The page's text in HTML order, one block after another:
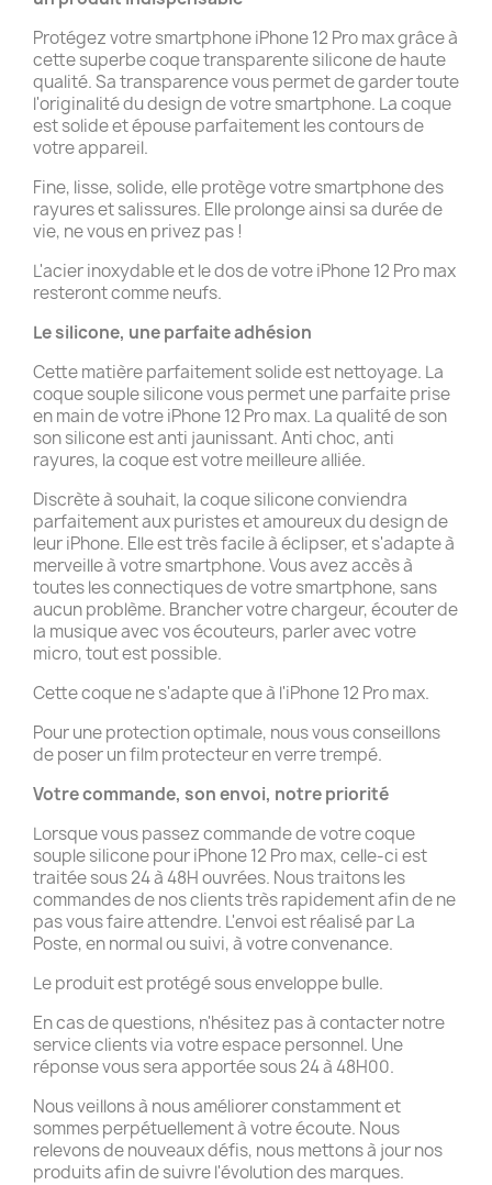
Protégez votre smartphone iPhone 12 Pro max grâce à
cette superbe coque transparente silicone de haute
qualité. Sa transparence vous permet de garder toute
l'originalité du design de votre smartphone. La coque
est solide et épouse parfaitement les contours de
votre appareil.
Fine, lisse, solide, elle protège votre smartphone des
rayures et salissures. Elle prolonge ainsi sa durée de
vie, ne vous en privez pas !
L'acier inoxydable et le dos de votre iPhone 12 Pro max
resteront comme neufs.
Le silicone, une parfaite adhésion
Cette matière parfaitement solide est nettoyage. La
coque souple silicone vous permet une parfaite prise
en main de votre iPhone 12 Pro max. La qualité de son
son silicone est anti jaunissant. Anti choc, anti
rayures, la coque est votre meilleure alliée.
Discrète à souhait, la coque silicone conviendra
parfaitement aux puristes et amoureux du design de
leur iPhone. Elle est très facile à éclipser, et s'adapte à
merveille à votre smartphone. Vous avez accès à
toutes les connectiques de votre smartphone, sans
aucun problème. Brancher votre chargeur, écouter de
la musique avec vos écouteurs, parler avec votre
micro, tout est possible.
Cette coque ne s'adapte que à l'iPhone 12 Pro max.
Pour une protection optimale, nous vous conseillons
de poser un film protecteur en verre trempé.
Votre commande, son envoi, notre priorité
Lorsque vous passez commande de votre coque
souple silicone pour iPhone 12 Pro max, celle-ci est
traitée sous 24 à 48H ouvrées. Nous traitons les
commandes de nos clients très rapidement afin de ne
pas vous faire attendre. L'envoi est réalisé par La
Poste, en normal ou suivi, à votre convenance.
Le produit est protégé sous enveloppe bulle.
En cas de questions, n'hésitez pas à contacter notre
service clients via votre espace personnel. Une
réponse vous sera apportée sous 24 à 48H00.
Nous veillons à nous améliorer constamment et
sommes perpétuellement à votre écoute. Nous
relevons de nouveaux défis, nous mettons à jour nos
produits afin de suivre l'évolution des marques.